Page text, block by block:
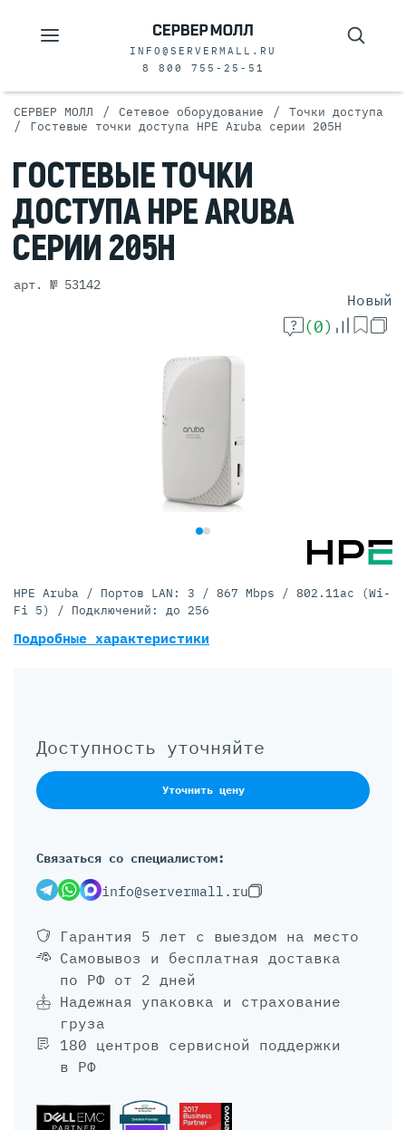
INFO@SERVERMALL.RU
8 800 755-25-51
СЕРВЕР МОЛЛ / Сетевое оборудование / Точки доступа
/ Гостевые точки доступа HPE Aruba серии 205H
ГОСТЕВЫЕТОЧКИ
ДОСТУПАHPE ARUBA
СЕРИИ 205H
арт. № 53142
Новый
(0)
Доступность уточняйте
Уточнить цену
Связаться со специалистом:
info@servermall.ru
Гарантия 5 лет с выездом на место
Самовывоз и бесплатная доставка
по РФ от 2 дней
Надежная упаковка и страхование
груза
180 центров сервисной поддержки
в РФ
HPE Aruba / Портов LAN: 3 / 867 Mbps / 802.11ac (Wi-
Fi 5) / Подключений: до 256
Подробные характеристики